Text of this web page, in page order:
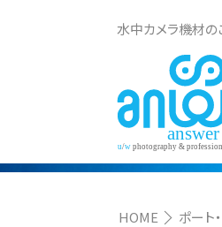
水中カメラ機材の
HOME ポート